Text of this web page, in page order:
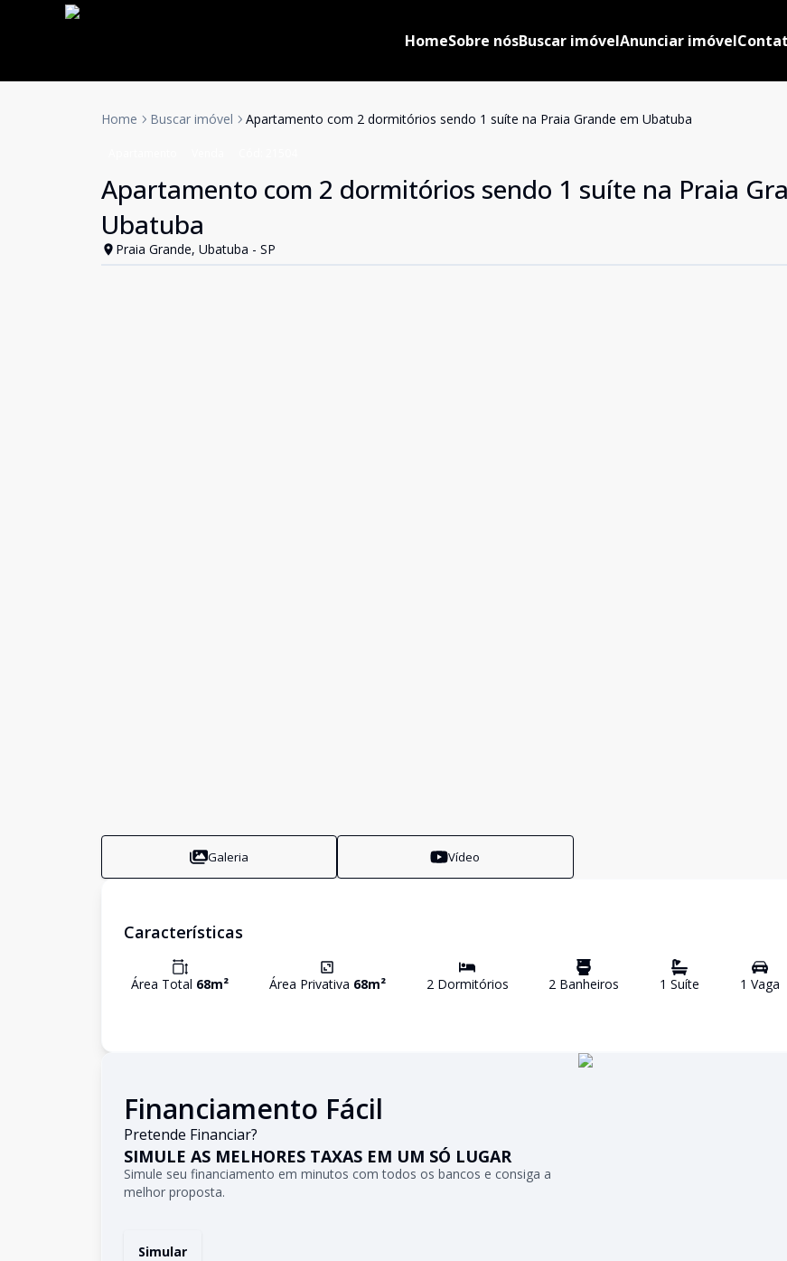
HomeSobre nósBuscar imóvelAnunciar imóvel
Home Buscar imóvel Apartamento com 2 dormitórios sendo 1 suíte na Praia Grande em Ubatuba
Apartamento com 2 dormitórios sendo 1 suíte na Praia
Ubatuba
Praia Grande, Ubatuba - SP
Galeria Vídeo
Características
Área Total 68m² Área Privativa 68m² 2Dormitórios 2 Banheiros 1 Suíte 1 Vaga
Financiamento Fácil
Pretende Financiar?
SIMULE AS MELHORES TAXAS EM UM SÓ LUGAR
Simule seu financiamento em minutos com todos os bancos e consiga a
melhor proposta.
Simular